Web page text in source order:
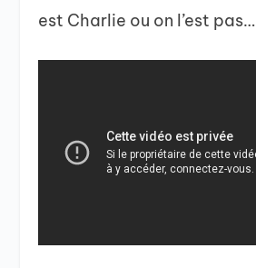
est Charlie ou on l’est pas…